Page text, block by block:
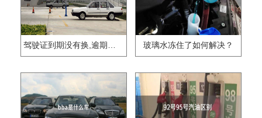
驾驶证到期没有换,逾期怎么办?? 玻璃水冻住了如何解决？